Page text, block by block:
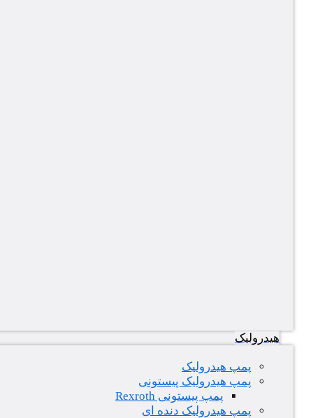
هیدرولیک
پمپ هیدرولیک
پمپ هیدرولیک پیستونی
پمپ پیستونی Rexroth
پمپ هیدرولیک دنده ای